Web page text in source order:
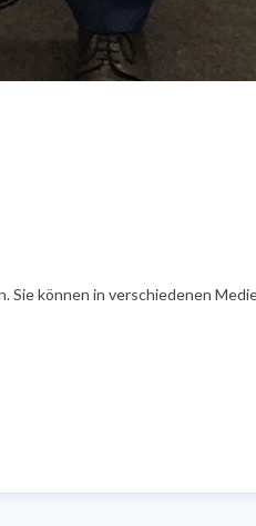
können in verschiedenen